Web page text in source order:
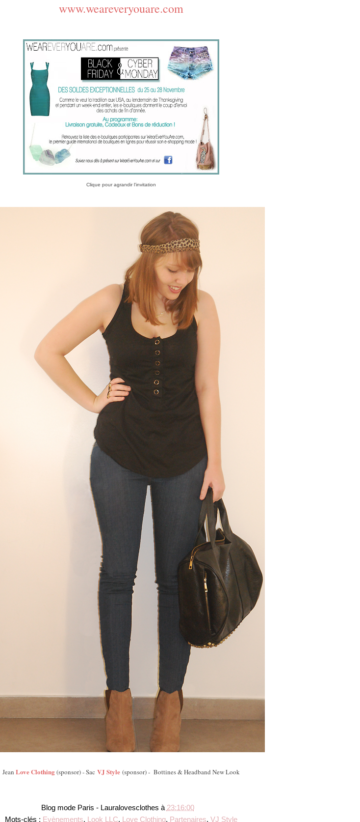
www.weareveryouare.com
Clique pour agrandir l'invitation
Jean Love Clothing(sponsor) - Sac VJ Style (sponsor) - Bottines & Headband New Look
Blog mode Paris - Lauralovesclothes à 23:16:00
Mots-clés : Evènements, Look LLC, Love Clothing, Partenaires, VJ Style